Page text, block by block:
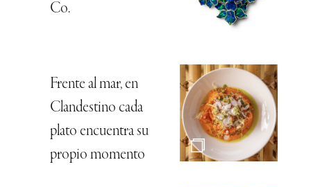
Co.
Frente al mar, en
Clandestino cada
plato encuentra su
propio momento